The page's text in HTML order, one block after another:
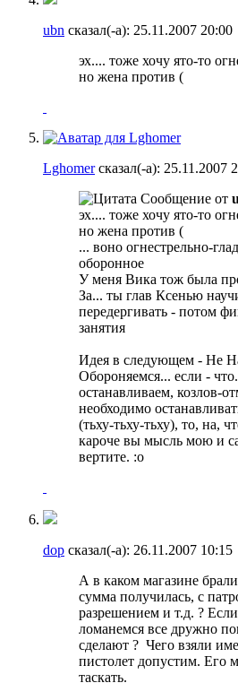
ubn сказал(-а): 25.11.2007 20:00
эх.... тоже хочу ято-то
но жена против (
Lghomerсказал(-а): 25.11.2007
Сообщение от
эх.... тоже хочу ято-то
но жена против (
... воно огнестрельно-
оборонное
У меня Вика тож была
За... ты глав Ксенью
передергивать - потом
занятия
Идея в следующем - Не
Обороняемся... если -
останавливаем, козлов-
необходимо
(тьху-тьху-тьху), то, на,
кароче вы мысль мою и
вертите. :o
dop сказал(-а): 26.11.2007 10:15
А в каком магазине
сумма получилась, с
разрешением и т.д. ?
ломанемся все дружно
сделают ? Чего взяли
пистолет допустим. Его
таскать.